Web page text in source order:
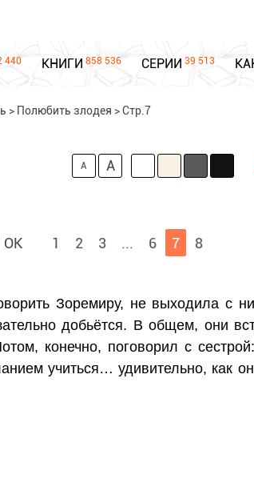
440 КНИГИ 858 536 СЕРИИ 39 513
> Полюбить злодея >Стр.7
A A
1 2 3 ... 6 7 8
Зоремиру, не выходила с
добьётся. В общем, они
конечно, поговорил с
учиться… удивительно, как